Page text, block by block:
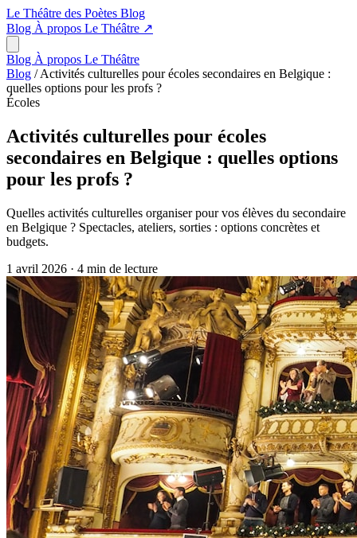
Le Théâtre des Poètes Blog
Blog À propos Le Théâtre ↗
Blog À propos Le Théâtre
Blog / Activités culturelles pour écoles secondaires en Belgique :
quelles options pour les profs ?
Écoles
Activités culturelles pour écoles
secondaires en Belgique : quelles options
pour les profs ?
Quelles activités culturelles organiser pour vos élèves du secondaire
en Belgique ? Spectacles, ateliers, sorties : options concrètes et
budgets.
1 avril 2026 · 4 min de lecture